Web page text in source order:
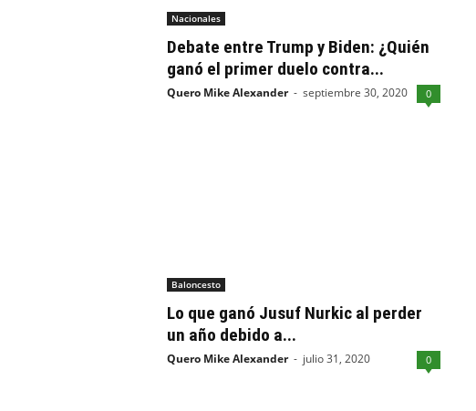
Nacionales
Debate entre Trump y Biden: ¿Quién
ganó el primer duelo contra...
Quero Mike Alexander - septiembre 30, 2020 0
Baloncesto
Lo que ganó Jusuf Nurkic al perder
un año debido a...
Quero Mike Alexander - julio 31, 2020 0